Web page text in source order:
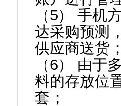
（5） 手机
达采购预测
供应商送货
（6） 由于
料的存放位
套；